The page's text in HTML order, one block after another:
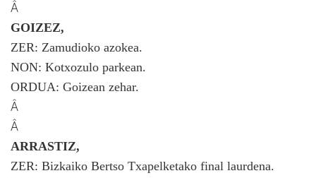
Â
GOIZEZ,
ZER: Zamudioko azokea.
NON: Kotxozulo parkean.
ORDUA: Goizean zehar.
Â
Â
ARRASTIZ,
ZER: Bizkaiko Bertso Txapelketako final laurdena.